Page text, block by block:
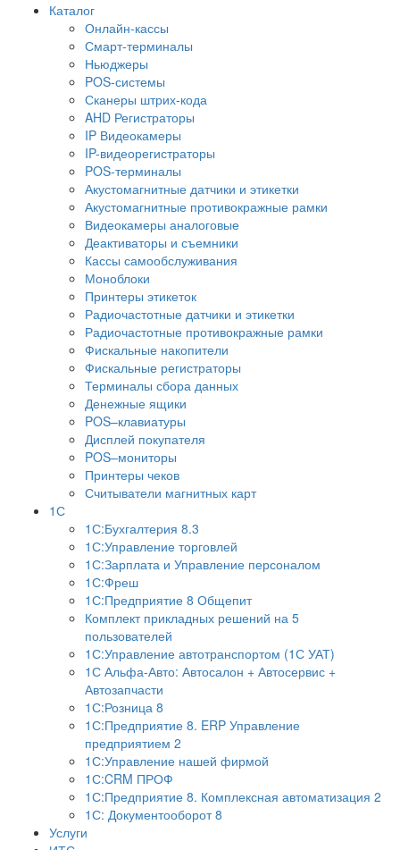
Каталог
Онлайн-кассы
Смарт-терминалы
Ньюджеры
POS-системы
Сканеры штрих-кода
AHD Регистраторы
IP Видеокамеры
IP-видеорегистраторы
POS-терминалы
Акустомагнитные датчики и этикетки
Акустомагнитные противокражные рамки
Видеокамеры аналоговые
Деактиваторы и съемники
Кассы самообслуживания
Моноблоки
Принтеры этикеток
Радиочастотные датчики и этикетки
Радиочастотные противокражные рамки
Фискальные накопители
Фискальные регистраторы
Терминалы сбора данных
Денежные ящики
POS–клавиатуры
Дисплей покупателя
POS–мониторы
Принтеры чеков
Считыватели магнитных карт
1С
1С:Бухгалтерия 8.3
1С:Управление торговлей
1С:Зарплата и Управление персоналом
1С:Фреш
1С:Предприятие 8 Общепит
Комплект прикладных решений на 5
пользователей
1С:Управление автотранспортом (1С УАТ)
1С Альфа-Авто: Автосалон + Автосервис +
Автозапчасти
1С:Розница 8
1С:Предприятие 8. ERP Управление
предприятием 2
1С:Управление нашей фирмой
1С:CRM ПРОФ
1С:Предприятие 8. Комплексная автоматизация 2
1С: Документооборот 8
Услуги